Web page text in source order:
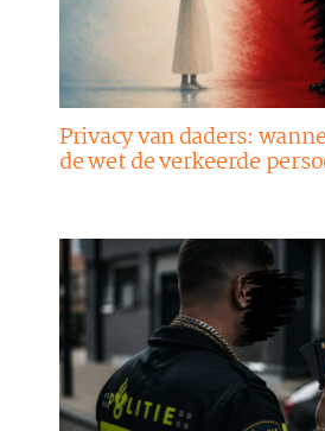
Privacy van daders:
de wet de verkeerde